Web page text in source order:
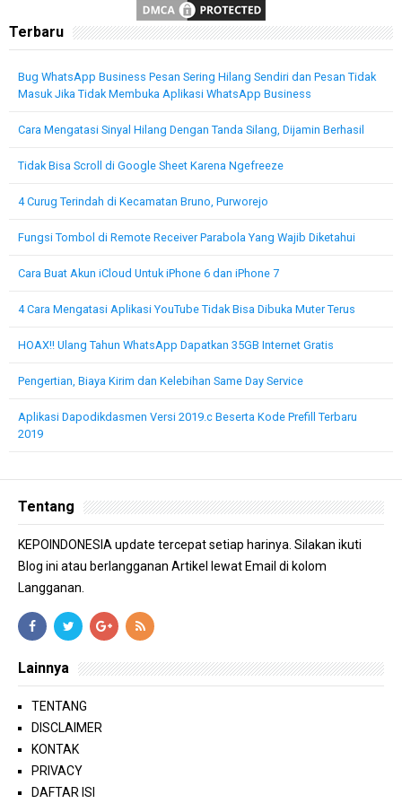
Terbaru
Bug WhatsApp Business Pesan Sering Hilang Sendiri dan Pesan Tidak
Masuk Jika Tidak Membuka Aplikasi WhatsApp Business
Cara Mengatasi Sinyal Hilang Dengan Tanda Silang, Dijamin Berhasil
Tidak Bisa Scroll di Google Sheet Karena Ngefreeze
4 Curug Terindah di Kecamatan Bruno, Purworejo
Fungsi Tombol di Remote Receiver Parabola Yang Wajib Diketahui
Cara Buat Akun iCloud Untuk iPhone 6 dan iPhone 7
4 Cara Mengatasi Aplikasi YouTube Tidak Bisa Dibuka Muter Terus
HOAX!! Ulang Tahun WhatsApp Dapatkan 35GB Internet Gratis
Pengertian, Biaya Kirim dan Kelebihan Same Day Service
Aplikasi Dapodikdasmen Versi 2019.c Beserta Kode Prefill Terbaru
2019
Tentang
KEPOINDONESIA update tercepat setiap harinya. Silakan ikuti
Blog ini atau berlangganan Artikel lewat Email di kolom
Langganan.
Lainnya
TENTANG
DISCLAIMER
KONTAK
PRIVACY
DAFTAR ISI